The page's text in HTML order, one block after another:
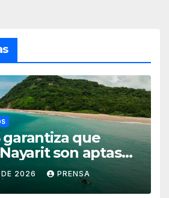
garantiza que
son aptas
2026 PRENSA